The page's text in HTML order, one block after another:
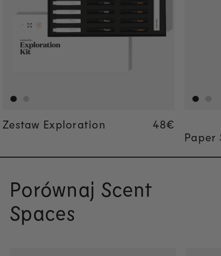
Zestaw Exploration Regular
48€
Regular
48€
Paper
Porównaj Scent
Spaces